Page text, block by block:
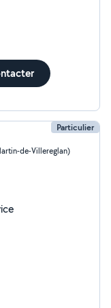
Particulier
de-Villereglan)